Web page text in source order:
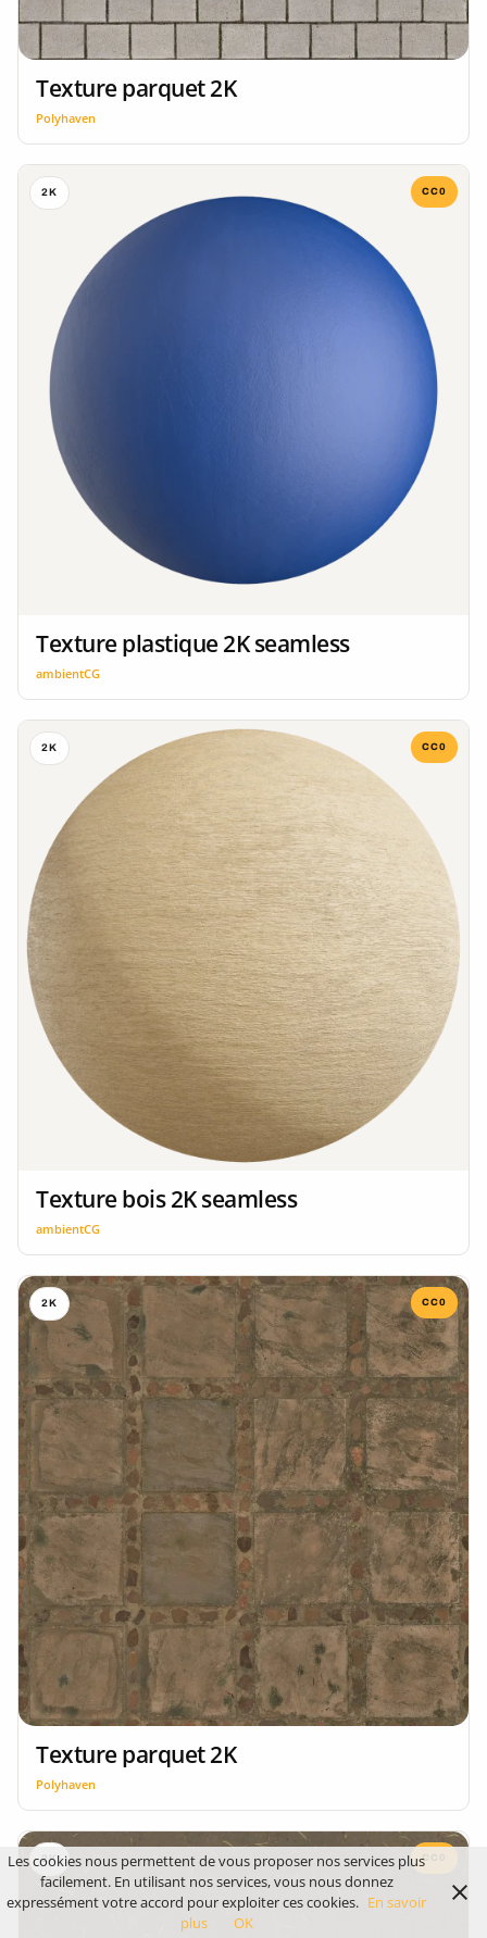
Texture parquet 2K
Polyhaven
2K CC0
Texture plastique 2K seamless
ambientCG
2K CC0
Texture bois 2K seamless
ambientCG
2K CC0
Texture parquet 2K
Polyhaven
2K CC0
Les cookies nous permettent de vous proposer nos services plus
facilement. En utilisant nos services, vous nous donnez
expressément votre accord pour exploiter ces cookies. En savoir
plus
OK